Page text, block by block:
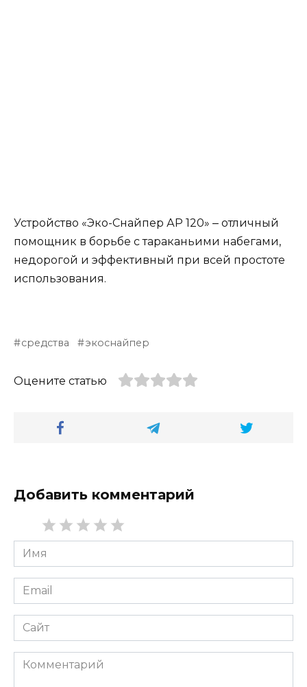
Устройство «Эко-Снайпер АР 120» ‒ отличный
помощник в борьбе с тараканьими набегами,
недорогой и эффективный при всей простоте
использования.
средства экоснайпер
Оцените статью
Добавить комментарий
Имя
*
Email
*
Сайт
Комментарий